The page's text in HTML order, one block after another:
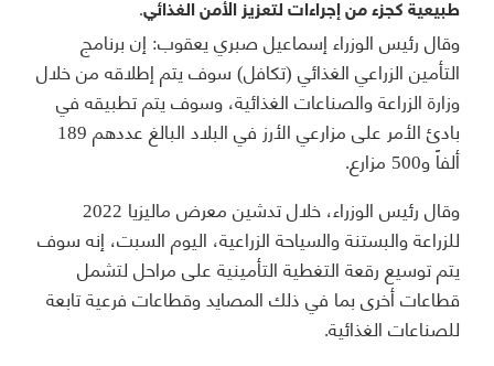
طبيعية كجزء من إجراءات لتعزيز الأمن الغذائي.
وقال رئيس الوزراء إسماعيل صبري يعقوب: إن برنامج
التأمين الزراعي الغذائي (تكافل) سوف يتم إطلاقه من خلال
وزارة الزراعة والصناعات الغذائية، وسوف يتم تطبيقه في
بادئ الأمر على مزارعي الأرز في البلاد البالغ عددهم 189
ألفاً و500 مزارع.
وقال رئيس الوزراء، خلال تدشين معرض ماليزيا 2022
للزراعة والبستنة والسياحة الزراعية، اليوم السبت، إنه سوف
يتم توسيع رقعة التغطية التأمينية على مراحل لتشمل
قطاعات أخرى بما في ذلك المصايد وقطاعات فرعية تابعة
للصناعات الغذائية.